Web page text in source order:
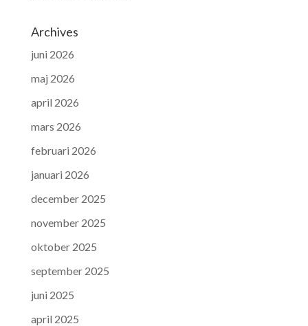
Archives
juni 2026
maj 2026
april 2026
mars 2026
februari 2026
januari 2026
december 2025
november 2025
oktober 2025
september 2025
juni 2025
april 2025